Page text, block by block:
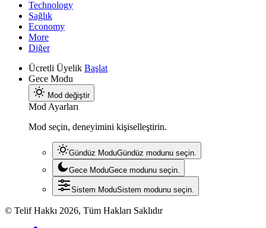
Technology
Sağlık
Economy
More
Diğer
Ücretli Üyelik Başlat
Gece Modu
Mod değiştir
Mod Ayarları
Mod seçin, deneyimini kişiselleştirin.
Gündüz ModuGündüz modunu seçin.
Gece ModuGece modunu seçin.
Sistem ModuSistem modunu seçin.
© Telif Hakkı 2026, Tüm Hakları Saklıdır